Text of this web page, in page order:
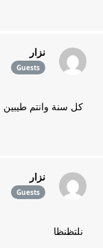
نزار
Guests
كل سنة وانتم طيبين
نزار
Guests
نلتظنظا